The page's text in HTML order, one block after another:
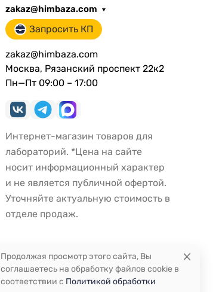
zakaz@himbaza.com
Запросить КП
zakaz@himbaza.com
Москва, Рязанский проспект 22к2
Пн—Пт 09:00 – 17:00
Интернет-магазин товаров для
лабораторий. *Цена на сайте
носит информационный характер
и не является публичной офертой.
Уточняйте актуальную стоимость в
отделе продаж.
Продолжая просмотр этого сайта, Вы
соглашаетесь на обработку файлов cookie в
соответствии с Политикой обработки